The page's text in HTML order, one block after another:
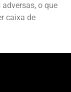
o que
caixa de